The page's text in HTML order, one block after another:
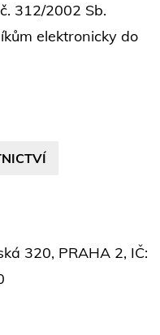
312/2002 Sb.
elektronicky do
320, PRAHA 2, IČ: